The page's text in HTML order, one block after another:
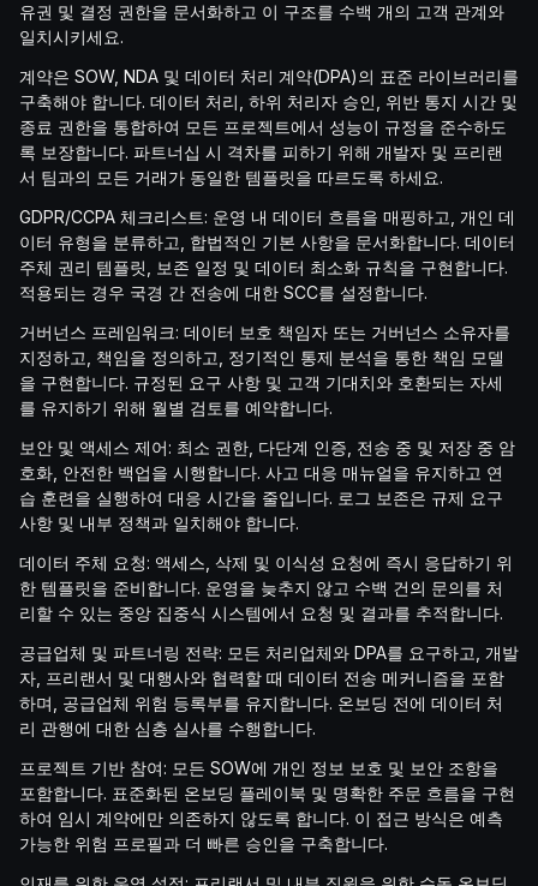
유권 및 결정 권한을 문서화하고 이 구조를 수백 개의 고객 관계와
일치시키세요.
계약은 SOW, NDA 및 데이터 처리 계약(DPA)의 표준 라이브러리를
구축해야 합니다. 데이터 처리, 하위 처리자 승인, 위반 통지 시간 및
종료 권한을 통합하여 모든 프로젝트에서 성능이 규정을 준수하도
록 보장합니다. 파트너십 시 격차를 피하기 위해 개발자 및 프리랜
서 팀과의 모든 거래가 동일한 템플릿을 따르도록 하세요.
GDPR/CCPA 체크리스트: 운영 내 데이터 흐름을 매핑하고, 개인 데
이터 유형을 분류하고, 합법적인 기본 사항을 문서화합니다. 데이터
주체 권리 템플릿, 보존 일정 및 데이터 최소화 규칙을 구현합니다.
적용되는 경우 국경 간 전송에 대한 SCC를 설정합니다.
거버넌스 프레임워크: 데이터 보호 책임자 또는 거버넌스 소유자를
지정하고, 책임을 정의하고, 정기적인 통제 분석을 통한 책임 모델
을 구현합니다. 규정된 요구 사항 및 고객 기대치와 호환되는 자세
를 유지하기 위해 월별 검토를 예약합니다.
보안 및 액세스 제어: 최소 권한, 다단계 인증, 전송 중 및 저장 중 암
호화, 안전한 백업을 시행합니다. 사고 대응 매뉴얼을 유지하고 연
습 훈련을 실행하여 대응 시간을 줄입니다. 로그 보존은 규제 요구
사항 및 내부 정책과 일치해야 합니다.
데이터 주체 요청: 액세스, 삭제 및 이식성 요청에 즉시 응답하기 위
한 템플릿을 준비합니다. 운영을 늦추지 않고 수백 건의 문의를 처
리할 수 있는 중앙 집중식 시스템에서 요청 및 결과를 추적합니다.
공급업체 및 파트너링 전략: 모든 처리업체와 DPA를 요구하고, 개발
자, 프리랜서 및 대행사와 협력할 때 데이터 전송 메커니즘을 포함
하며, 공급업체 위험 등록부를 유지합니다. 온보딩 전에 데이터 처
리 관행에 대한 심층 실사를 수행합니다.
프로젝트 기반 참여: 모든 SOW에 개인 정보 보호 및 보안 조항을
포함합니다. 표준화된 온보딩 플레이북 및 명확한 주문 흐름을 구현
하여 임시 계약에만 의존하지 않도록 합니다. 이 접근 방식은 예측
가능한 위험 프로필과 더 빠른 승인을 구축합니다.